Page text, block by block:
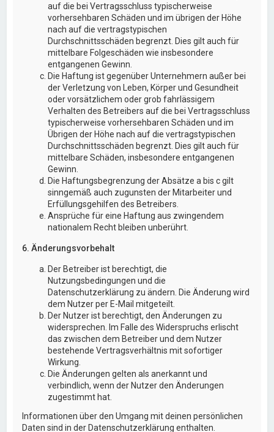
auf die bei Vertragsschluss typischerweise
vorhersehbaren Schäden und im übrigen der Höhe
nach auf die vertragstypischen
Durchschnittsschäden begrenzt. Dies gilt auch für
mittelbare Folgeschäden wie insbesondere
entgangenen Gewinn.
Die Haftung ist gegenüber Unternehmern außer bei
der Verletzung von Leben, Körper und Gesundheit
oder vorsätzlichem oder grob fahrlässigem
Verhalten des Betreibers auf die bei Vertragsschluss
typischerweise vorhersehbaren Schäden und im
Übrigen der Höhe nach auf die vertragstypischen
Durchschnittsschäden begrenzt. Dies gilt auch für
mittelbare Schäden, insbesondere entgangenen
Gewinn.
Die Haftungsbegrenzung der Absätze a bis c gilt
sinngemäß auch zugunsten der Mitarbeiter und
Erfüllungsgehilfen des Betreibers.
Ansprüche für eine Haftung aus zwingendem
nationalem Recht bleiben unberührt.
6. Änderungsvorbehalt
Der Betreiber ist berechtigt, die
Nutzungsbedingungen und die
Datenschutzerklärung zu ändern. Die Änderung wird
dem Nutzer per E-Mail mitgeteilt.
Der Nutzer ist berechtigt, den Änderungen zu
widersprechen. Im Falle des Widerspruchs erlischt
das zwischen dem Betreiber und dem Nutzer
bestehende Vertragsverhältnis mit sofortiger
Wirkung.
Die Änderungen gelten als anerkannt und
verbindlich, wenn der Nutzer den Änderungen
zugestimmt hat.
Informationen über den Umgang mit deinen persönlichen
Daten sind in der Datenschutzerklärung enthalten.